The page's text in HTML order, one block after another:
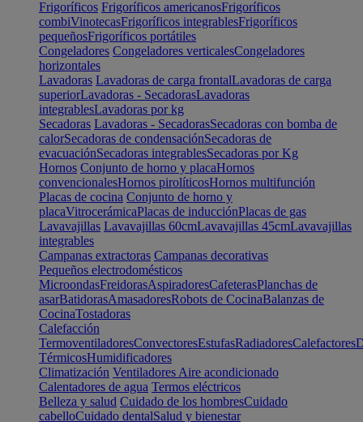
Frigoríficos Frigoríficos americanosFrigoríficos
combiVinotecasFrigoríficos integrablesFrigoríficos
pequeñosFrigoríficos portátiles
Congeladores Congeladores verticalesCongeladores
horizontales
Lavadoras Lavadoras de carga frontalLavadoras de carga
superiorLavadoras - SecadorasLavadoras
integrablesLavadoras por kg
Secadoras Lavadoras - SecadorasSecadoras con bomba de
calorSecadoras de condensaciónSecadoras de
evacuaciónSecadoras integrablesSecadoras por Kg
Hornos Conjunto de horno y placaHornos
convencionalesHornos pirolíticosHornos multifunción
Placas de cocina Conjunto de horno y
placaVitrocerámicaPlacas de inducciónPlacas de gas
Lavavajillas Lavavajillas 60cmLavavajillas 45cmLavavajillas
integrables
Campanas extractoras Campanas decorativas
Pequeños electrodomésticos
MicroondasFreidorasAspiradoresCafeterasPlanchas de
asarBatidorasAmasadoresRobots de CocinaBalanzas de
CocinaTostadoras
Calefacción
TermoventiladoresConvectoresEstufasRadiadoresCalefactores
TérmicosHumidificadores
Climatización Ventiladores Aire acondicionado
Calentadores de agua Termos eléctricos
Belleza y salud Cuidado de los hombresCuidado
cabelloCuidado dentalSalud y bienestar